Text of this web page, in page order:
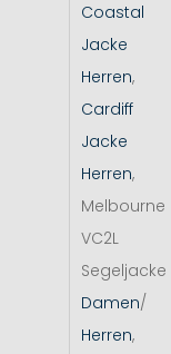
Coastal
Jacke
Herren,
Cardiff
Jacke
Herren,
Melbourne
VC2L
Segeljacke
Damen/
Herren,